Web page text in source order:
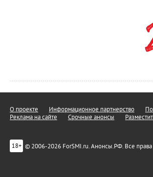
О проекте Информационное партнерство
Реклама на сайте
Срочные анонсы
18+ © 2006-2026 ForSMI.ru. Анонсы.РФ. Все